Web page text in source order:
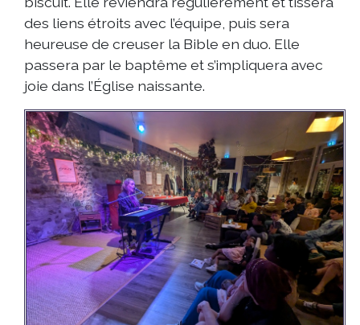
des liens étroits avec l’équipe, puis sera
heureuse de creuser la Bible en duo. Elle
passera par le baptême et s’impliquera avec
joie dans l’Église naissante.